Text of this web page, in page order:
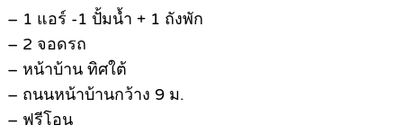
– 1 แอร์ -1 ปั้มน้ำ + 1 ถังพัก
– 2 จอดรถ
– หน้าบ้าน ทิศใต้
– ถนนหน้าบ้านกว้าง 9 ม.
– ฟรีโอน